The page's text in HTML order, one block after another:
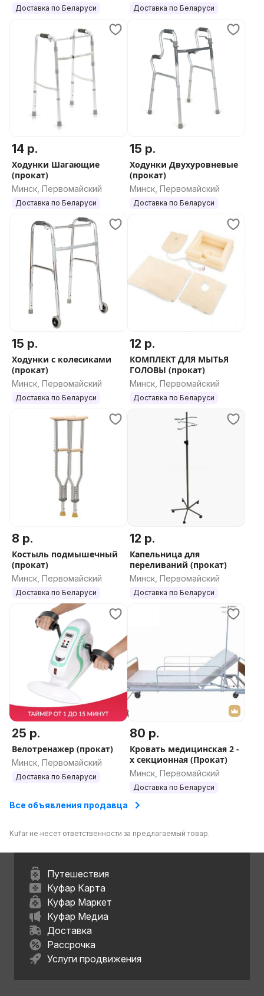
Доставка по Беларуси Доставка по Беларуси
14 р.
Ходунки Шагающие
(прокат)
Минск, Первомайский
Доставка по Беларуси
15 р.
Ходунки Двухуровневые
(прокат)
Минск, Первомайский
Доставка по Беларуси
15 р.
Ходунки с колесиками
(прокат)
Минск, Первомайский
Доставка по Беларуси
12 р.
КОМПЛЕКТ ДЛЯ МЫТЬЯ
ГОЛОВЫ (прокат)
Минск, Первомайский
Доставка по Беларуси
8 р.
Костыль подмышечный
(прокат)
Минск, Первомайский
Доставка по Беларуси
12 р.
Капельница для
переливаний (прокат)
Минск, Первомайский
Доставка по Беларуси
25 р.
Велотренажер (прокат)
Минск, Первомайский
Доставка по Беларуси
80 р.
Кровать медицинская 2 -
х секционная (Прокат)
Минск, Первомайский
Доставка по Беларуси
Все объявления продавца
Kufar не несет ответственности за предлагаемый товар.
Путешествия
Куфар Карта
Куфар Маркет
Куфар Медиа
Доставка
Рассрочка
Услуги продвижения